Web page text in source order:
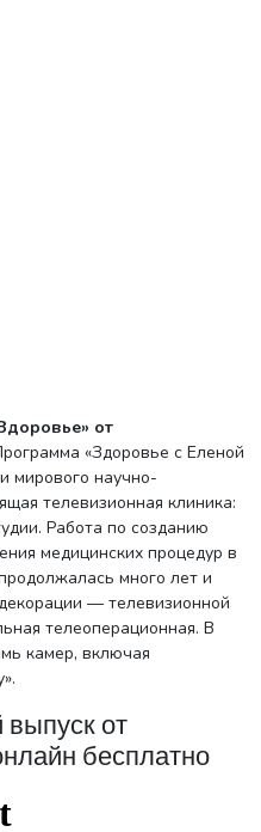
от
«Здоровье с Еленой
мирового научно-
телевизионная клиника:
Работа по созданию
медицинских процедур в
много лет и
— телевизионной
телеоперационная. В
камер, включая
от
бесплатно